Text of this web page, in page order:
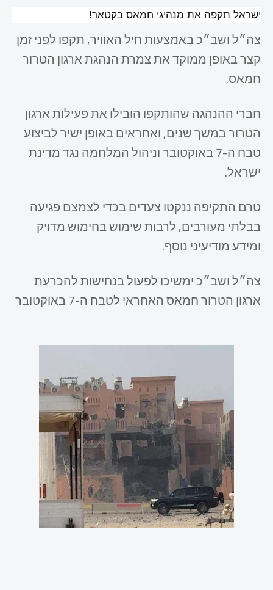
ישראל תקפה את מנהיגי חמאס בקטאר!
צה״ל ושב״כ באמצעות חיל האוויר, תקפו לפני זמן
קצר באופן ממוקד את צמרת הנהגת ארגון הטרור
חמאס.
חברי ההנהגה שהותקפו הובילו את פעילות ארגון
הטרור במשך שנים, ואחראים באופן ישיר לביצוע
טבח ה-7 באוקטובר וניהול המלחמה נגד מדינת
ישראל.
טרם התקיפה ננקטו צעדים בכדי לצמצם פגיעה
בבלתי מעורבים, לרבות שימוש בחימוש מדויק
ומידע מודיעיני נוסף.
צה״ל ושב״כ ימשיכו לפעול בנחישות להכרעת
ארגון הטרור חמאס האחראי לטבח ה-7 באוקטובר